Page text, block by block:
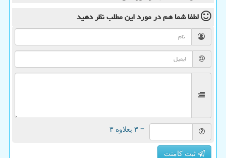
لطفا شما همدر مورد این مطلبنظر دهید
= ۳ بعلاوه ۳
ثبت کامنت